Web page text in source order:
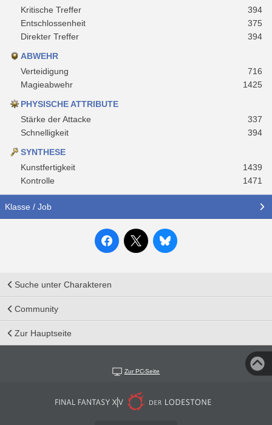
Kritische Treffer
394
Entschlossenheit
375
Direkter Treffer
394
ABWEHR
Verteidigung
716
Magieabwehr
1425
PHYSISCHE ATTRIBUTE
Stärke der Attacke
337
Schnelligkeit
394
SYNTHESE
Kunstfertigkeit
1439
Kontrolle
1471
Klasse / Job
Suche unter Charakteren
Community
Zur Hauptseite
Zur PC-Seite